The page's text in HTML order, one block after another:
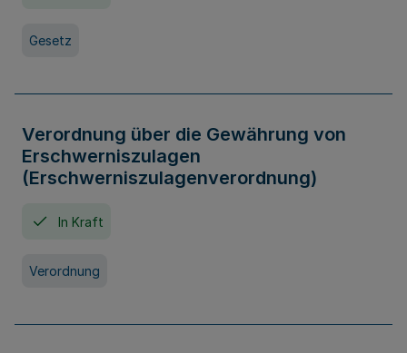
Gesetz
Verordnung über die Gewährung von
Erschwerniszulagen
(Erschwerniszulagenverordnung)
In Kraft
Verordnung